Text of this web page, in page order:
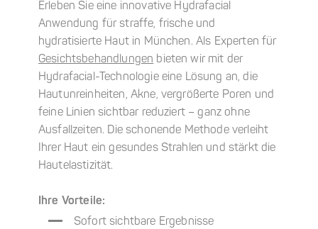
Erleben Sie eine innovative Hydrafacial
Anwendung für straffe, frische und
hydratisierte Haut in München. Als Experten für
Gesichtsbehandlungen bieten wir mit der
Hydrafacial-Technologie eine Lösung an, die
Hautunreinheiten, Akne, vergrößerte Poren und
feine Linien sichtbar reduziert – ganz ohne
Ausfallzeiten. Die schonende Methode verleiht
Ihrer Haut ein gesundes Strahlen und stärkt die
Hautelastizität.
Ihre Vorteile:
Sofort sichtbare Ergebnisse